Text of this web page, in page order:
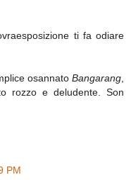
ti fa odiare
osannato Bangarang,
rozzo e deludente. Son
PM